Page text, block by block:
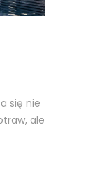
się nie
ale